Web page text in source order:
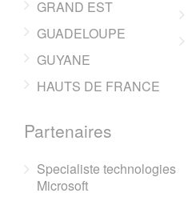
GRAND EST
GUADELOUPE
GUYANE
HAUTS DE FRANCE
Partenaires
Specialiste technologies
Microsoft